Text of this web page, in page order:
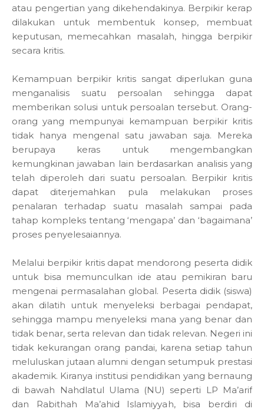
atau pengertian yang dikehendakinya. Berpikir kerap
dilakukan untuk membentuk konsep, membuat
keputusan, memecahkan masalah, hingga berpikir
secara kritis.
Kemampuan berpikir kritis sangat diperlukan guna
menganalisis suatu persoalan sehingga dapat
memberikan solusi untuk persoalan tersebut. Orang-
orang yang mempunyai kemampuan berpikir kritis
tidak hanya mengenal satu jawaban saja. Mereka
berupaya keras untuk mengembangkan
kemungkinan jawaban lain berdasarkan analisis yang
telah diperoleh dari suatu persoalan. Berpikir kritis
dapat diterjemahkan pula melakukan proses
penalaran terhadap suatu masalah sampai pada
tahap kompleks tentang ‘mengapa’ dan ‘bagaimana’
proses penyelesaiannya.
Melalui berpikir kritis dapat mendorong peserta didik
untuk bisa memunculkan ide atau pemikiran baru
mengenai permasalahan global. Peserta didik (siswa)
akan dilatih untuk menyeleksi berbagai pendapat,
sehingga mampu menyeleksi mana yang benar dan
tidak benar, serta relevan dan tidak relevan. Negeri ini
tidak kekurangan orang pandai, karena setiap tahun
meluluskan jutaan alumni dengan setumpuk prestasi
akademik. Kiranya institusi pendidikan yang bernaung
di bawah Nahdlatul Ulama (NU) seperti LP Ma’arif
dan Rabithah Ma’ahid Islamiyyah, bisa berdiri di